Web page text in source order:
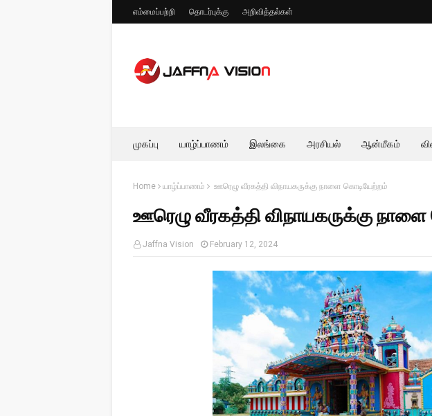
எம்மைப்பற்றி தொடர்புக்கு அறிவித்தல்கள்
முகப்பு யாழ்ப்பாணம் இலங்கை அரசியல் ஆன்மீகம்
Home யாழ்ப்பாணம் ஊரெழு வீரகத்தி விநாயகருக்கு நாளை கொடியேற்றம்
ஊரெழு வீரகத்தி விநாயகருக்கு
Jaffna Vision February 12, 2024